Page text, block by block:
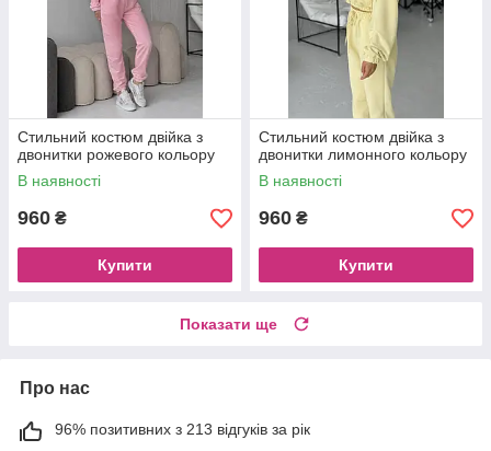
Стильний костюм двійка з
двонитки рожевого кольору
В наявності
960 ₴
Купити
Стильний костюм двійка з
двонитки лимонного кольору
В наявності
960 ₴
Купити
Показати ще
Про нас
96% позитивних з 213 відгуків за рік